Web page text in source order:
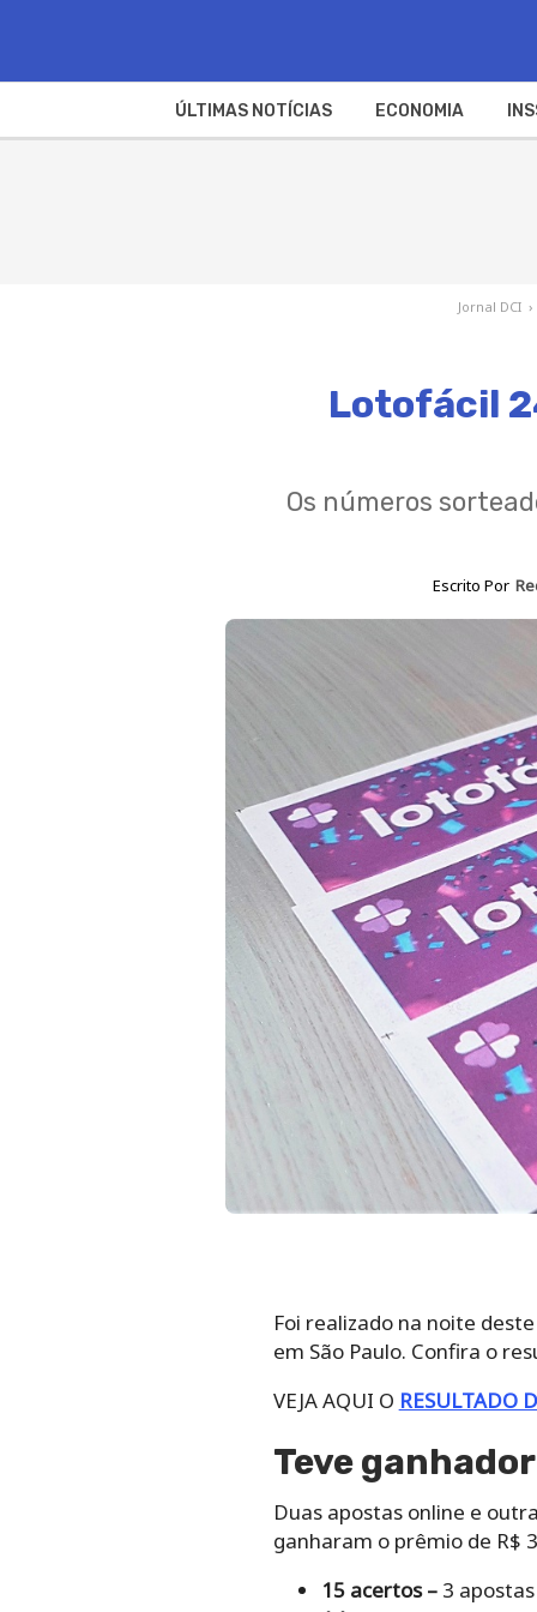
ÚLTIMAS NOTÍCIAS ECONOMIA
Jornal DCI ›
Lotofácil
Os números
Escrito Por
Foi realizado na noite
em São Paulo. Confira o
VEJA AQUI O RESULTADO
Teve
Duas apostas online e
ganharam o prêmio de R$
15 acertos – 3